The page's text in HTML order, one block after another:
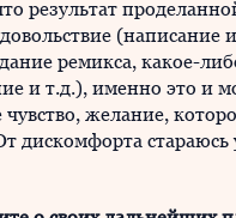
результат
(написание
ремикса, какое-
и т.д.), именно это и
чувство, желание,
дискомфорта стараюсь